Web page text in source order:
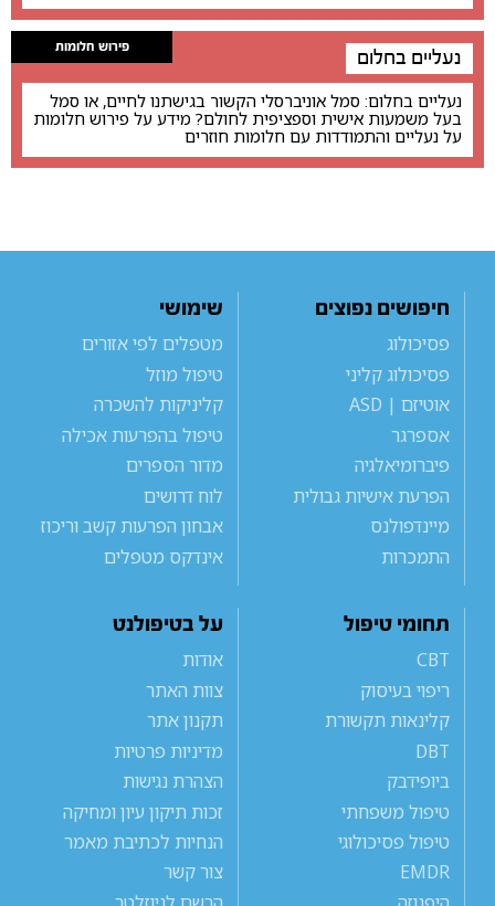
פירוש חלומות נעליים בחלום
נעליים בחלום: סמל אוניברסלי הקשור בגישתנו לחיים, או סמל
בעל משמעות אישית וספציפית לחולם? מידע על פירוש חלומות
על נעליים והתמודדות עם חלומות חוזרים
חיפושים נפוצים
פסיכולוג
פסיכולוג קליני
אוטיזם | ASD
אספרגר
פיברומיאלגיה
הפרעת אישיות גבולית
מיינדפולנס
התמכרות
שימושי
מטפלים לפי אזורים
טיפול מוזל
קליניקות להשכרה
טיפול בהפרעות אכילה
מדור הספרים
לוח דרושים
אבחון הפרעות קשב וריכוז
אינדקס מטפלים
תחומי טיפול
CBT
ריפוי בעיסוק
קלינאות תקשורת
DBT
ביופידבק
טיפול משפחתי
טיפול פסיכולוגי
EMDR
על בטיפולנט
אודות
צוות האתר
תקנון אתר
מדיניות פרטיות
הצהרת נגישות
זכות תיקון עיון ומחיקה
הנחיות לכתיבת מאמר
צור קשר